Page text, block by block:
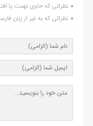
نظراتی که حاوی تهمت یا
نظراتی که به غیر از زبان